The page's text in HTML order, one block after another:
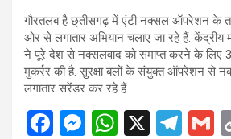
गौरतलब है छ्तीसगढ़ में एंटी नक्सल ऑपरेशन के
ओर से लगातार अभियान चलाए जा रहे हैं. केंद्रीय
ने पूरे देश से नक्सलवाद को समाप्त करने के लिए
मुकर्रर की है. सुरक्षा बलों के संयुक्त ऑपरेशन से
लगातार सरेंडर कर रहे हैं.
F
M W X
T
G